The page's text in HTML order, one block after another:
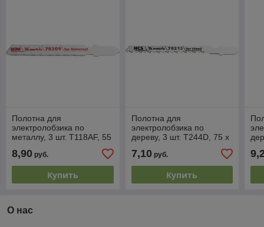
Полотна для
электролобзика по
металлу, 3 шт. T118AF, 55
х 1,2мм, Bimetal MATRIX
Professional
8,90 руб.
Купить
Полотна для
электролобзика по
дереву, 3 шт. T244D, 75 x
Professional
7,10руб.
Купить
О нас